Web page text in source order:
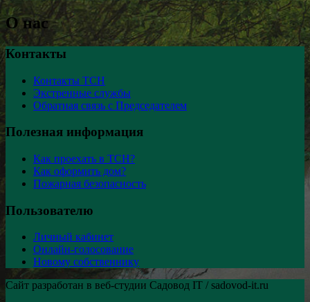
О нас
Контакты
Контакты ТСН
Экстренные службы
Обратная связь с Председателем
Полезная информация
Как проехать в ТСН?
Как оформить дом?
Пожарная безопасность
Пользователю
Личный кабинет
Онлайн-голосование
Новому собственнику
Сайт разработан в веб-студии Садовод IT / sadovod-it.ru